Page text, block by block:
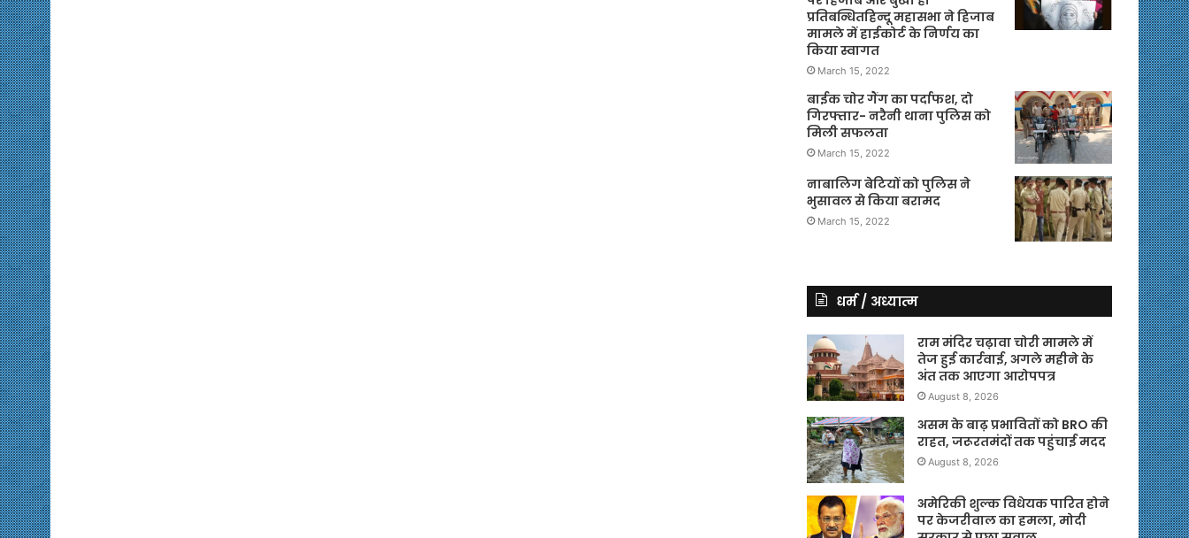
प्रतिबन्धितहिन्दू महासभा ने हिजाब
मामले में हाईकोर्ट के निर्णय का
किया स्वागत
March 15, 2022
बाईक चोर गैंग का पर्दाफश, दो
गिरफ्तार- नरैनी थाना पुलिस को
मिली सफलता
March 15, 2022
नाबालिग बेटियों को पुलिस ने
भुसावल से किया बरामद
March 15, 2022
धर्म / अध्यात्म
राम मंदिर चढ़ावा चोरी मामले में
तेज हुई कार्रवाई, अगले महीने के
अंत तक आएगा आरोपपत्र
August 8, 2026
असम के बाढ़ प्रभावितों को BRO की
राहत, जरूरतमंदों तक पहुंचाई मदद
August 8, 2026
अमेरिकी शुल्क विधेयक पारित होने
पर केजरीवाल का हमला, मोदी